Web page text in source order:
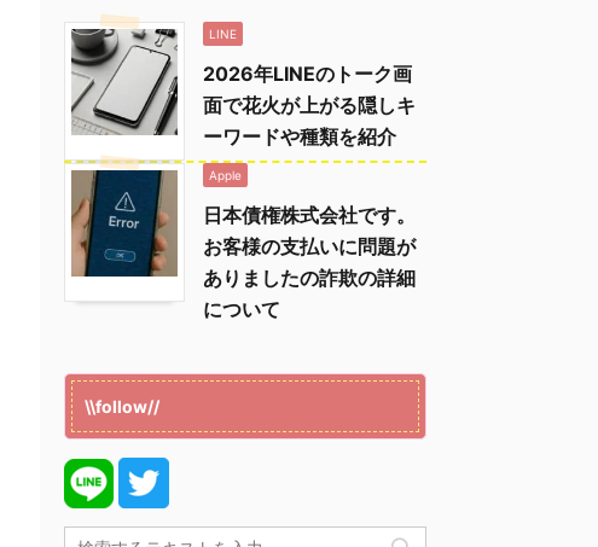
LINE
2026年LINEのトーク画
面で花火が上がる隠しキ
ーワードや種類を紹介
Apple
日本債権株式会社です。
お客様の支払いに問題が
ありましたの詐欺の詳細
について
\\follow//